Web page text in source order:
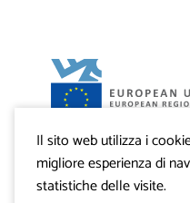
Progetto VisitKras. L’investimento è
Repubblica di Slovenia e dal Fondo
regionale dell’Unione Europea.
Il sito web utilizza i
migliore esperienza di
statistiche delle visite.